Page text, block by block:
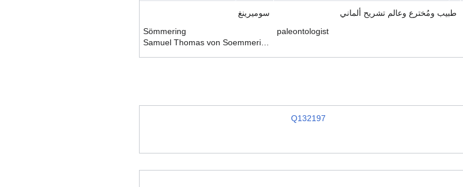
طبيب ومُخترع وعالم تشريح ألماني
سوميرينغ
paleontologist
Sömmering
Samuel Thomas von Soemmering
Q132197